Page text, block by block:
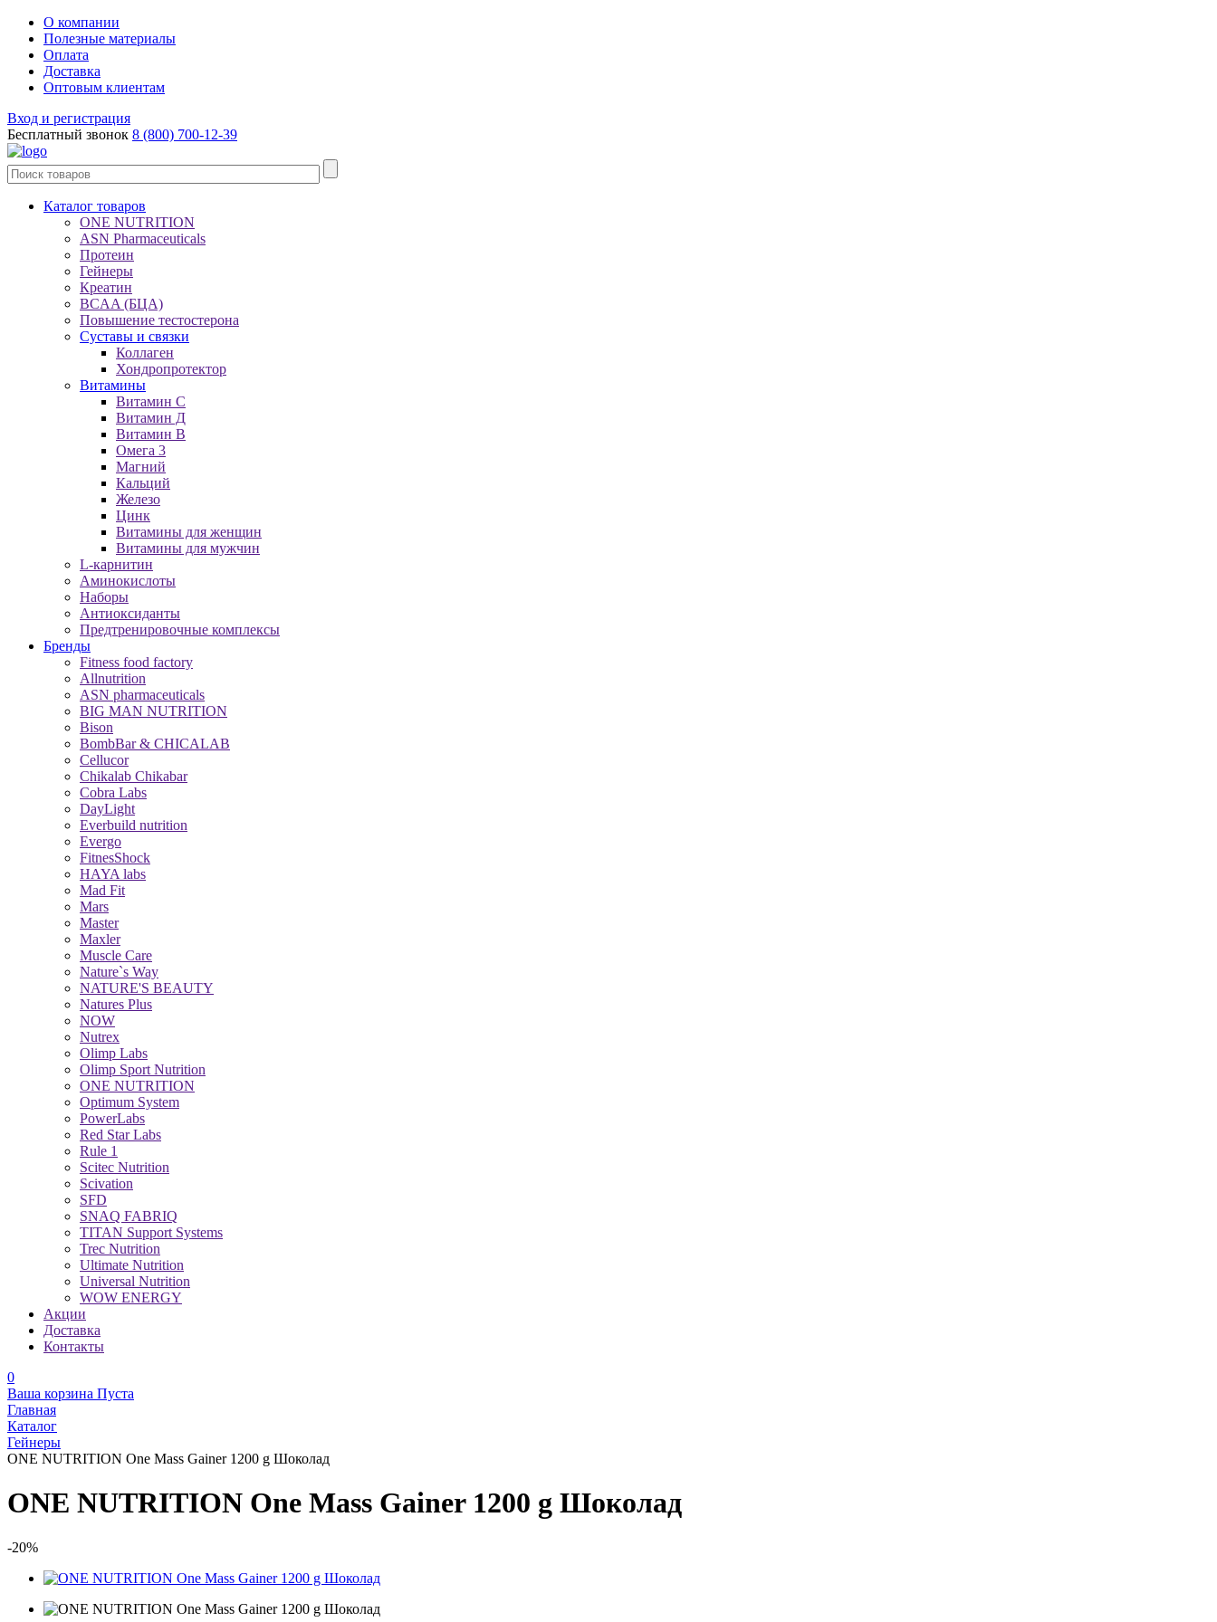
О компании
Полезные материалы
Оплата
Доставка
Оптовым клиентам
Вход и регистрация
Бесплатный звонок 8 (800) 700-12-39
Каталог товаров
ONE NUTRITION
ASN Pharmaceuticals
Протеин
Гейнеры
Креатин
BCAA (БЦА)
Повышение тестостерона
Суставы и связки
Коллаген
Хондропротектор
Витамины
Витамин C
Витамин Д
Витамин B
Омега 3
Магний
Кальций
Железо
Цинк
Витамины для женщин
Витамины для мужчин
L-карнитин
Аминокислоты
Наборы
Антиоксиданты
Предтренировочные комплексы
Бренды
Fitness food factory
Allnutrition
ASN pharmaceuticals
BIG MAN NUTRITION
Bison
BombBar & CHICALAB
Cellucor
Chikalab Chikabar
Cobra Labs
DayLight
Everbuild nutrition
Evergo
FitnesShock
HAYA labs
Mad Fit
Mars
Master
Maxler
Muscle Care
Nature`s Way
NATURE'S BEAUTY
Natures Plus
NOW
Nutrex
Olimp Labs
Olimp Sport Nutrition
ONE NUTRITION
Optimum System
PowerLabs
Red Star Labs
Rule 1
Scitec Nutrition
Scivation
SFD
SNAQ FABRIQ
TITAN Support Systems
Trec Nutrition
Ultimate Nutrition
Universal Nutrition
WOW ENERGY
Акции
Доставка
Контакты
0
Ваша корзина Пуста
Главная
Каталог
Гейнеры
ONE NUTRITION One Mass Gainer 1200 g Шоколад
ONE NUTRITION One Mass Gainer 1200 g Шоколад
-20%